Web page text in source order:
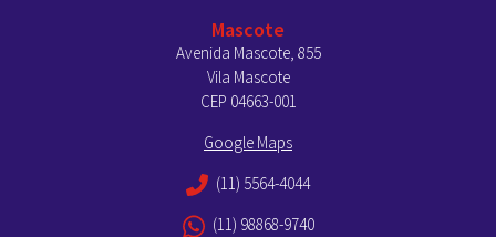
Mascote
Avenida Mascote, 855
Vila Mascote
CEP 04663-001
Google Maps
(11) 5564-4044
(11) 98868-9740